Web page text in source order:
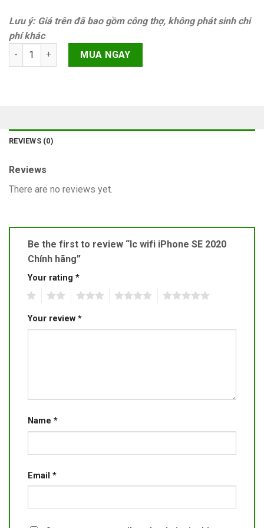
Lưu ý: Giá trên đã bao gồm công thợ, không phát sinh chi
phí khác
Ic wifi iPhone SE 2020 Chính hãng quantity
MUA NGAY
REVIEWS (0)
Reviews
There are no reviews yet.
Be the first to review “Ic wifi iPhone SE 2020
Chính hãng”
Your rating *
Your review *
Name *
Email *